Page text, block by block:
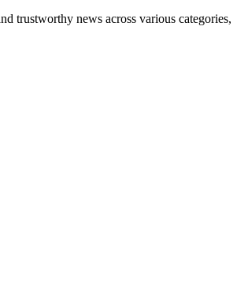
trustworthy news across various categories,